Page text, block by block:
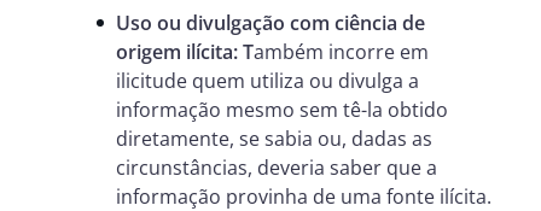
Uso ou divulgação com ciência de
origem ilícita: Também incorre em
ilicitude quem utiliza ou divulga a
informação mesmo sem tê-la obtido
diretamente, se sabia ou, dadas as
circunstâncias, deveria saber que a
informação provinha de uma fonte ilícita.